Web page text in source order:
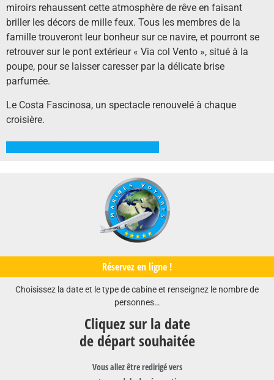
miroirs rehaussent cette atmosphère de rêve en faisant
briller les décors de mille feux. Tous les membres de la
famille trouveront leur bonheur sur ce navire, et pourront se
retrouver sur le pont extérieur « Via col Vento », situé à la
poupe, pour se laisser caresser par la délicate brise
parfumée.
Le Costa Fascinosa, un spectacle renouvelé à chaque
croisière.
Réservez en ligne !
Choisissez la date et le type de cabine et renseignez le nombre de
personnes…
Cliquez sur la date
de départ souhaitée
Vous allez être redirigé vers